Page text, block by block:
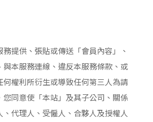
提供、張貼或傳送「會員內容」、
與本服務連線、違反本服務條款、或
何權利所衍生或導致任何第三人為請
您同意使「本站」及其子公司、關係
、代理人、受僱人、合夥人及授權人